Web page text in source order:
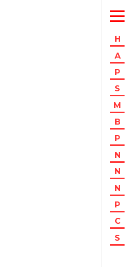
H
A
P
S
M
B
P
N
N
N
P
C
S